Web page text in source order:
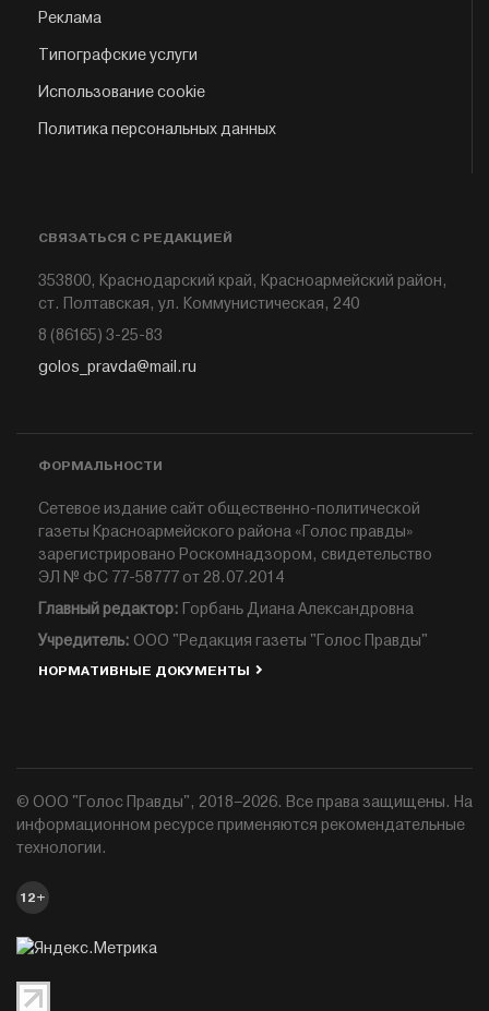
Реклама
Типографские услуги
Использование cookie
Политика персональных данных
СВЯЗАТЬСЯ С РЕДАКЦИЕЙ
353800, Краснодарский край, Красноармейский район,
ст. Полтавская, ул. Коммунистическая, 240
8 (86165) 3-25-83
golos_pravda@mail.ru
ФОРМАЛЬНОСТИ
Сетевое издание сайт общественно-политической
газеты Красноармейского района «Голос правды»
зарегистрировано Роскомнадзором, свидетельство
ЭЛ № ФС 77-58777 от 28.07.2014
Главный редактор: Горбань Диана Александровна
Учредитель: ООО "Редакция газеты "Голос Правды"
НОРМАТИВНЫЕ ДОКУМЕНТЫ
© ООО "Голос Правды", 2018–2026. Все права защищены. На
информационном ресурсе применяются рекомендательные
технологии.
12+